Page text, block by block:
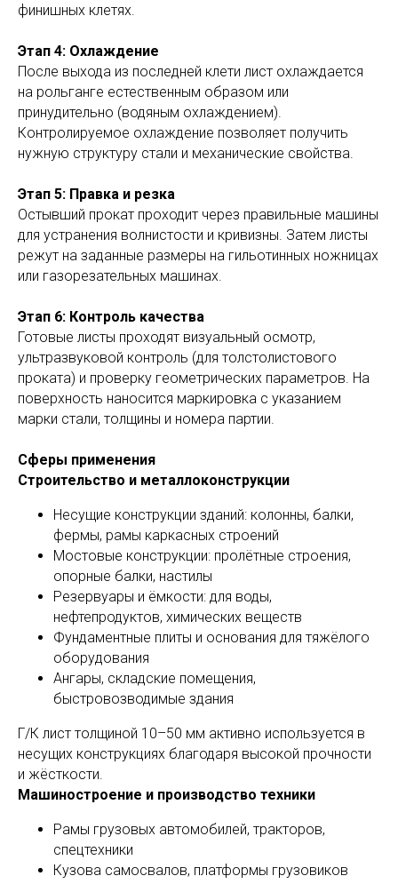
финишных клетях.
Этап 4: Охлаждение
После выхода из последней клети лист охлаждается
на рольганге естественным образом или
принудительно (водяным охлаждением).
Контролируемое охлаждение позволяет получить
нужную структуру стали и механические свойства.
Этап 5: Правка и резка
Остывший прокат проходит через правильные машины
для устранения волнистости и кривизны. Затем листы
режут на заданные размеры на гильотинных ножницах
или газорезательных машинах.
Этап 6: Контроль качества
Готовые листы проходят визуальный осмотр,
ультразвуковой контроль (для толстолистового
проката) и проверку геометрических параметров. На
поверхность наносится маркировка с указанием
марки стали, толщины и номера партии.
Сферы применения
Строительство и металлоконструкции
Несущие конструкции зданий: колонны, балки,
фермы, рамы каркасных строений
Мостовые конструкции: пролётные строения,
опорные балки, настилы
Резервуары и ёмкости: для воды,
нефтепродуктов, химических веществ
Фундаментные плиты и основания для тяжёлого
оборудования
Ангары, складские помещения,
быстровозводимые здания
Г/К лист толщиной 10–50 мм активно используется в
несущих конструкциях благодаря высокой прочности
и жёсткости.
Машиностроение и производство техники
Рамы грузовых автомобилей, тракторов,
спецтехники
Кузова самосвалов, платформы грузовиков